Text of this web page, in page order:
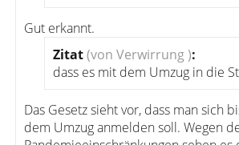
Gut erkannt.
Zitat(von Verwirrung ):
dass es mit dem Umzug in die
Das Gesetz sieht vor, dass man sich
dem Umzug anmelden soll. Wegen